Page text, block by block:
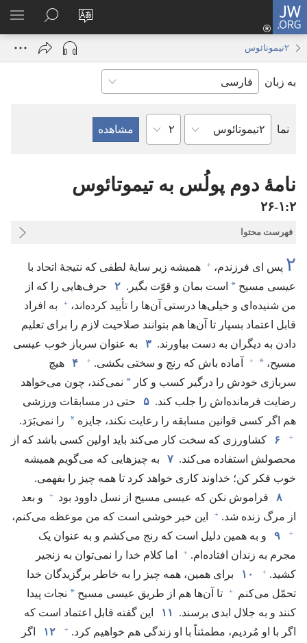
JW.ORG
زبان
سایت
را
ورود
باز
JW.ORG
جستجو
۲تیموتائوس
به زبان
نما
کتاب
مقدّس
فصل
نامهٔ دوم پولُس به تیموتائوس
۲‏:‏۱‏-‏۲۶
فهرست محتوا
۲ پس ای فرزندم،‏ +
همیشه زیر سایهٔ لطفی که نتیجهٔ اتحاد با
عیسی مسیح * است بمان و قوّت بگیر.‏ ۲
حرف‌هایی را که از
من شنیده‌ای و خیلی‌ها درستی آن‌ها را تأیید کرده‌اند،‏ +
به افراد
قابل اعتماد بسپار تا آن‌ها هم بتوانند صلاحیت لازم را برای تعلیم
دادن به دیگران به دست بیاورند.‏ ۳
به عنوان سرباز خوب عیسی
مسیح،‏ *
+ آماده باش که رنج و سختی بکشی.‏ + ۴
هیچ
سربازی خودش را درگیر کسب و کار * نمی‌کند،‏ چون می‌خواهد
رضایت فرمانده‌اش را جلب کند.‏ ۵
حتی در مسابقات ورزشی
هم اگر کسی قوانین مسابقه را رعایت نکند،‏ جایزه * را نمی‌بَرَد.‏
+ ۶
کشاورزی که سخت کار می‌کند باید اولین کسی باشد که از
محصولش استفاده می‌کند.‏ ۷
به چیزهایی که می‌گویم همیشه
خوب فکر کن؛‏ خداوند کاری خواهد کرد تا همه چیز را بفهمی.‏
۸
فراموش نکن که عیسی مسیح از نسل داوود بود +
و بعد
از مرگ زنده شد.‏ + این خبر خوشی است که من موعظه می‌کنم،‏
+ ۹
و به همین دلیل است که رنج می‌کشم و به عنوان یک
مجرم به زندان افتاده‌ام.‏ +
اما کلام خدا را نمی‌توان به زنجیر
کشید.‏ + ۱۰
برای همین،‏ همه چیز را به خاطر برگزیدگان خدا
تحمّل می‌کنم
+ تا آن‌ها هم از طریق عیسی مسیح * نجات پیدا
کنند و به جلال ابدی برسند.‏
۱۱
این گفته قابل اعتماد است که
اگر با او مُردیم،‏ مطمئناً با او زندگی هم خواهیم کرد.‏ + ۱۲
اگر